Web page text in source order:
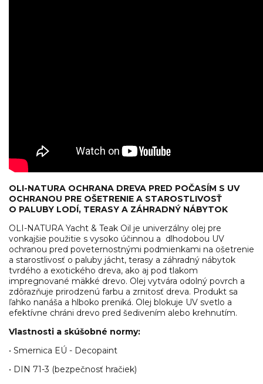
OLI-NATURA OCHRANA DREVA PRED POČASÍM S UV
OCHRANOU PRE OŠETRENIE A STAROSTLIVOSŤ
O PALUBY LODÍ, TERASY A ZÁHRADNÝ NÁBYTOK
OLI-NATURA Yacht & Teak Oil je univerzálny olej pre
vonkajšie použitie s vysoko účinnou a dlhodobou UV
ochranou pred poveternostnými podmienkami na ošetrenie
a starostlivosť o paluby jácht, terasy a záhradný nábytok
tvrdého a exotického dreva, ako aj pod tlakom
impregnované mäkké drevo. Olej vytvára odolný povrch a
zdôrazňuje prirodzenú farbu a zrnitosť dreva. Produkt sa
ľahko nanáša a hlboko preniká. Olej blokuje UV svetlo a
efektívne chráni drevo pred šedivením alebo krehnutím.
Vlastnosti a skúšobné normy:
• Smernica EÚ - Decopaint
• DIN 71-3 (bezpečnosť hračiek)